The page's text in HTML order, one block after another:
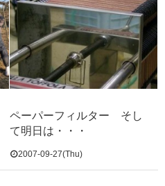
ペーパーフィルター そし
て明日は・・・
2007-09-27(Thu)